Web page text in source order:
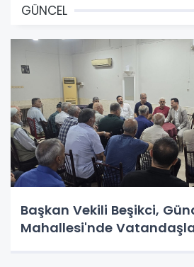
GÜNCEL
Başkan Vekili Beşikci,
Mahallesi'nde